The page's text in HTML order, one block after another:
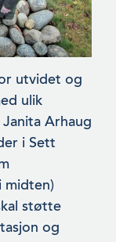
utvidet og
ulik
Arhaug
i Sett
midten)
støtte
og